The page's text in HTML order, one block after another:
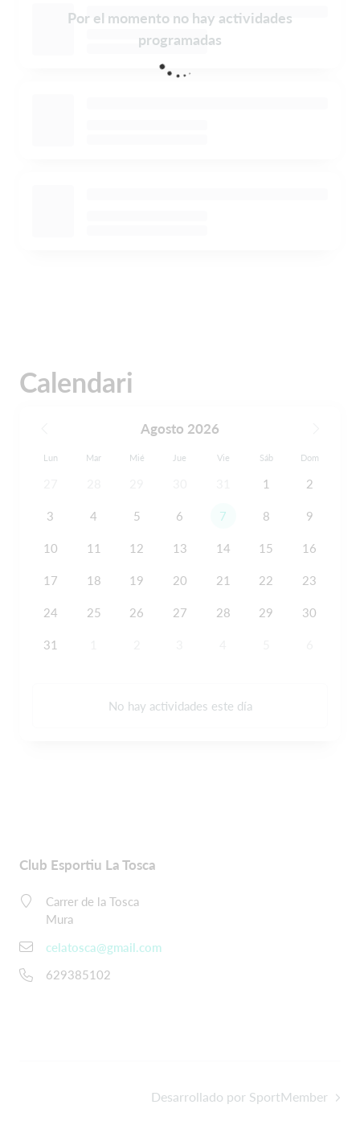
Por el momento no hay actividades
programadas
Calendari
Agosto 2026
Lun Mar Mié Jue Vie Sáb Dom
1 2
3 4 5 6 7 8 9
10 11 12 13 14 15 16
17 18 19 20 21 22 23
24 25 26 27 28 29 30
31
No hay actividades este día
Club Esportiu La Tosca
Carrer de la Tosca
Mura
celatosca@gmail.com
629385102
Desarrollado por SportMember